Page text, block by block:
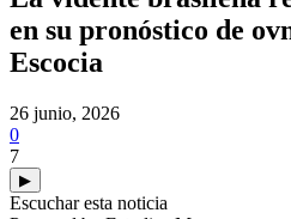
en su pronóstico de
Escocia
26 junio, 2026
0
7
▶
Escuchar esta noticia